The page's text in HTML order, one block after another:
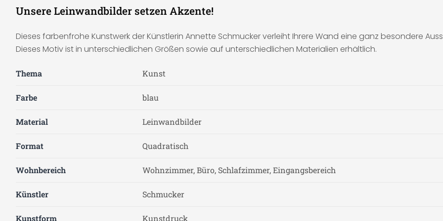
Unsere Leinwandbilder setzen Akzente!
Dieses farbenfrohe Kunstwerk der Künstlerin Annette Schmucker verleiht Ihrere Wand eine ganz besondere
Dieses Motiv ist in unterschiedlichen Größen sowie auf unterschiedlichen Materialien erhältlich.
Thema Kunst
Farbe blau
Material Leinwandbilder
Format Quadratisch
Wohnbereich Wohnzimmer, Büro, Schlafzimmer, Eingangsbereich
Künstler Schmucker
Kunstform Kunstdruck